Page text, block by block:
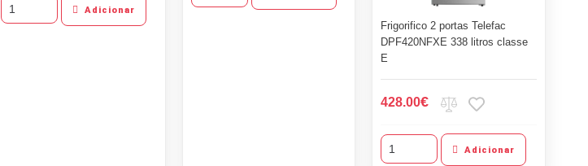
Adicionar
Frigorifico 2 portas Telefac
DPF420NFXE 338 litros classe
E
428.00€
Adicionar